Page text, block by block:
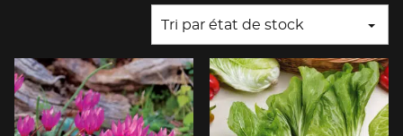
Tri par état de stock